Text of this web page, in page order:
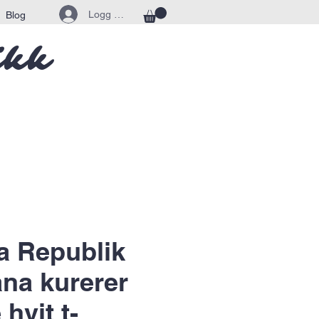
Blog Logg inn
Republik
kurerer
hvit t-